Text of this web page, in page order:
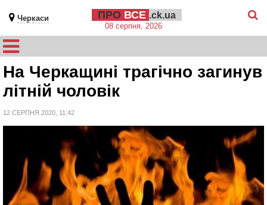
Черкаси ПРО ВСЕ .ck.ua
08 серпня, 2026
На Черкащині трагічно загинув
літній чоловік
12 СЕРПНЯ 2020, 11:42